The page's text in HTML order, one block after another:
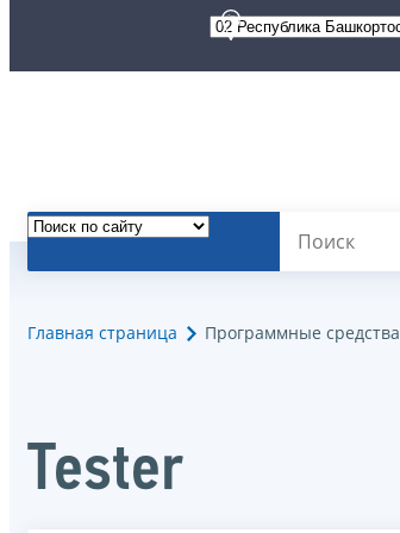
Главная страница Программные средства
Tester